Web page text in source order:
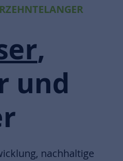
,
und
nachhaltige